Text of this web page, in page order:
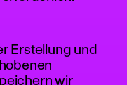
Erstellung und
wir